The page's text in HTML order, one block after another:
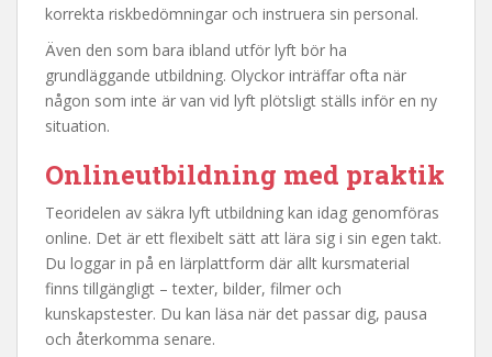
korrekta riskbedömningar och instruera sin personal.
Även den som bara ibland utför lyft bör ha
grundläggande utbildning. Olyckor inträffar ofta när
någon som inte är van vid lyft plötsligt ställs inför en ny
situation.
Onlineutbildning med praktik
Teoridelen av säkra lyft utbildning kan idag genomföras
online. Det är ett flexibelt sätt att lära sig i sin egen takt.
Du loggar in på en lärplattform där allt kursmaterial
finns tillgängligt – texter, bilder, filmer och
kunskapstester. Du kan läsa när det passar dig, pausa
och återkomma senare.